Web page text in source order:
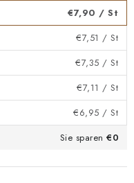
€7,90 / St
€7,51 / St
€7,35 / St
€7,11 / St
€6,95 / St
Sie sparen €0